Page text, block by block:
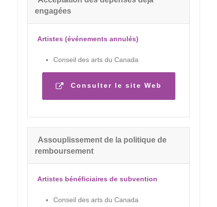
engagées
Artistes (événements annulés)
Conseil des arts du Canada
Consulter le site Web
Assouplissement de la politique de
remboursement
Artistes bénéficiaires de subvention
Conseil des arts du Canada